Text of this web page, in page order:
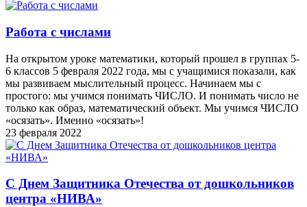
Работа с числами
На открытом уроке математики, который прошел в группах 5-
6 классов 5 февраля 2022 года, мы с учащимися показали, как
мы развиваем мыслительный процесс. Начинаем мы с
простого: мы учимся понимать ЧИСЛО. И понимать число не
только как образ, математический объект. Мы учимся ЧИСЛО
«осязать». Именно «осязать»!
23 февраля 2022
С Днем Защитника Отечества от дошкольников
центра «НИВА»